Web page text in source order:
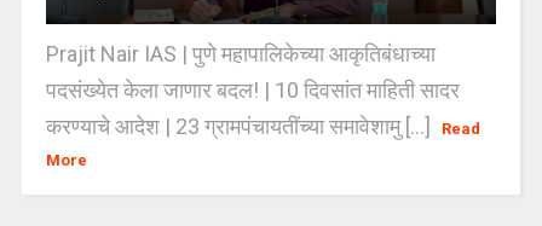
Prajit Nair IAS | पुणे महापालिकेच्या आकृतिबंधाच्या
पदसंख्येत केला जाणार बदल! | 10 दिवसांत माहिती सादर
करण्याचे आदेश | 23 ग्रामपंचायतींच्या समावेशामु [...]
Read
More